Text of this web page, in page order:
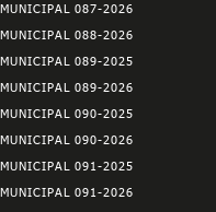
087-2026
088-2026
089-2025
089-2026
090-2025
090-2026
091-2025
091-2026